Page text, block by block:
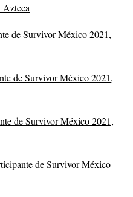
de Survivor México 2021,
de Survivor México 2021,
de Survivor México 2021,
de Survivor México